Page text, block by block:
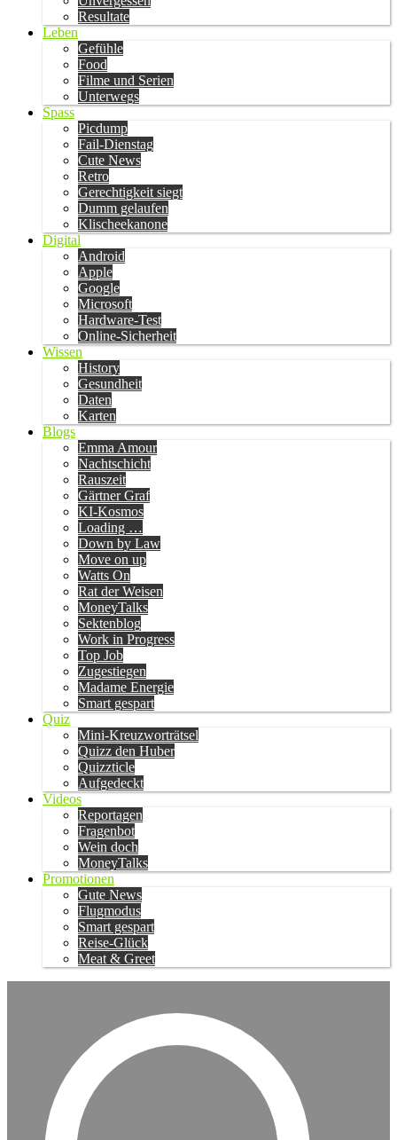
Resultate
Leben
Gefühle
Food
Filme und Serien
Unterwegs
Spass
Picdump
Fail-Dienstag
Cute News
Retro
Gerechtigkeit siegt
Dumm gelaufen
Klischeekanone
Digital
Android
Apple
Google
Microsoft
Hardware-Test
Online-Sicherheit
Wissen
History
Gesundheit
Daten
Karten
Blogs
Emma Amour
Nachtschicht
Rauszeit
Gärtner Graf
KI-Kosmos
Loading …
Down by Law
Move on up
Watts On
Rat der Weisen
MoneyTalks
Sektenblog
Work in Progress
Top Job
Zugestiegen
Madame Energie
Smart gespart
Quiz
Mini-Kreuzworträtsel
Quizz den Huber
Quizzticle
Aufgedeckt
Videos
Reportagen
Fragenbot
Wein doch
MoneyTalks
Promotionen
Gute News
Flugmodus
Smart gespart
Reise-Glück
Meat & Greet